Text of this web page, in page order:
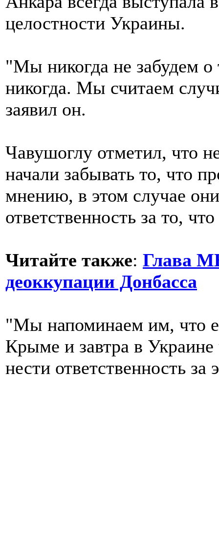
целостности Украины.
"Мы никогда не забудем
никогда. Мы считаем
заявил он.
Чавушоглу отметил, что
начали забывать то, что
мнению, в этом случае
ответственность за то,
Читайте также: Глава
деоккупации Донбасса
"Мы напоминаем им, что
Крыме и завтра в Украине
нести ответственность